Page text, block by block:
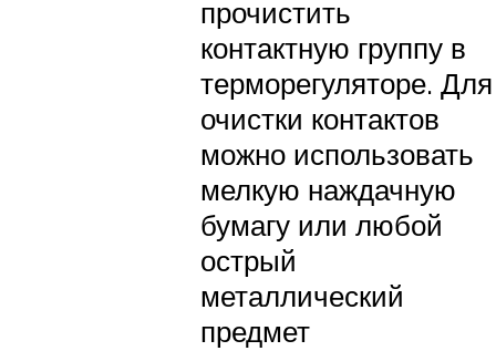
прочистить
контактную группу в
терморегуляторе. Для
очистки контактов
можно использовать
мелкую наждачную
бумагу или любой
острый
металлический
предмет